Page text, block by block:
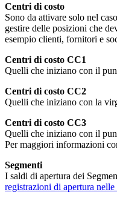
Centri di costo
Sono da attivare solo nel
gestire delle posizioni che
esempio clienti, fornitori e
Centri di costo CC1
Quelli che iniziano con il
Centri di costo CC2
Quelli che iniziano con la
Centri di costo CC3
Quelli che iniziano con il
Per maggiori informazioni
Segmenti
I saldi di apertura dei
registrazioni di apertura